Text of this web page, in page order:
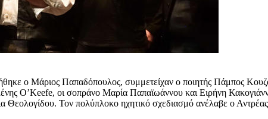
ο Μάριος Παπαδόπουλος, συμμετείχαν ο ποιητής Πάμπος
O’Κeefe, οι σοπράνο Μαρία Παπαϊωάννου και Ειρήνη
Τον πολύπλοκο ηχητικό σχεδιασμό ανέλαβε ο